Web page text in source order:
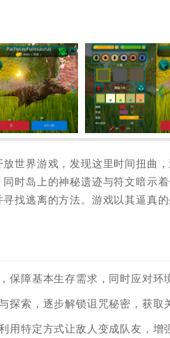
世界游戏，发现这里时间扭曲
时岛上的神秘遗迹与符文暗示
找逃离的方法。游戏以其逼真
保障基本生存需求，同时应对环
探索，逐步解锁诅咒秘密，获取
用特定方式让敌人变成队友，增